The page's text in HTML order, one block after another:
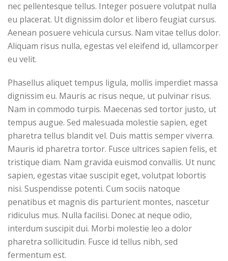
nec pellentesque tellus. Integer posuere volutpat nulla
eu placerat. Ut dignissim dolor et libero feugiat cursus.
Aenean posuere vehicula cursus. Nam vitae tellus dolor.
Aliquam risus nulla, egestas vel eleifend id, ullamcorper
eu velit.
Phasellus aliquet tempus ligula, mollis imperdiet massa
dignissim eu. Mauris ac risus neque, ut pulvinar risus.
Nam in commodo turpis. Maecenas sed tortor justo, ut
tempus augue. Sed malesuada molestie sapien, eget
pharetra tellus blandit vel. Duis mattis semper viverra.
Mauris id pharetra tortor. Fusce ultrices sapien felis, et
tristique diam. Nam gravida euismod convallis. Ut nunc
sapien, egestas vitae suscipit eget, volutpat lobortis
nisi. Suspendisse potenti. Cum sociis natoque
penatibus et magnis dis parturient montes, nascetur
ridiculus mus. Nulla facilisi. Donec at neque odio,
interdum suscipit dui. Morbi molestie leo a dolor
pharetra sollicitudin. Fusce id tellus nibh, sed
fermentum est.